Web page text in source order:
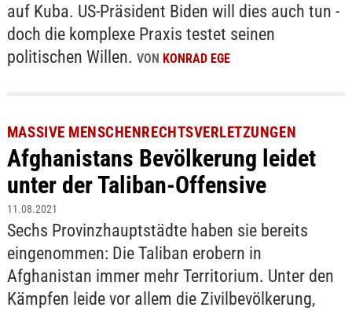
auf Kuba. US-Präsident Biden will dies auch tun -
doch die komplexe Praxis testet seinen
politischen Willen. VON KONRAD EGE
MASSIVE MENSCHENRECHTSVERLETZUNGEN
Afghanistans Bevölkerung leidet
unter der Taliban-Offensive
11.08.2021
Sechs Provinzhauptstädte haben sie bereits
eingenommen: Die Taliban erobern in
Afghanistan immer mehr Territorium. Unter den
Kämpfen leide vor allem die Zivilbevölkerung,